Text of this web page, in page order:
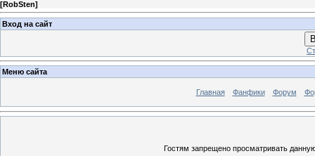
[RobSten]
Вход на сайт
Меню сайта
Главная Фанфики Форум
Гостям запрещено просматривать